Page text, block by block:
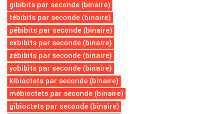
gibibits par seconde (binaire)
tébibits par seconde (binaire)
pébibits par seconde (binaire)
exbibits par seconde (binaire)
zébibits par seconde (binaire)
yobibits par seconde (binaire)
kibioctets par seconde (binaire)
mébioctets par seconde (binaire)
gibioctets par seconde (binaire)